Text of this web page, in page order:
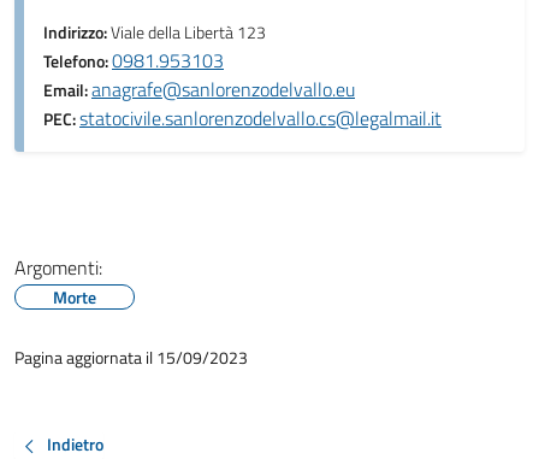
Indirizzo:Viale della Libertà 123
Telefono:0981.953103
Email:anagrafe@sanlorenzodelvallo.eu
PEC:statocivile.sanlorenzodelvallo.cs@legalmail.it
Argomenti:
Morte
Pagina aggiornata il 15/09/2023
Indietro